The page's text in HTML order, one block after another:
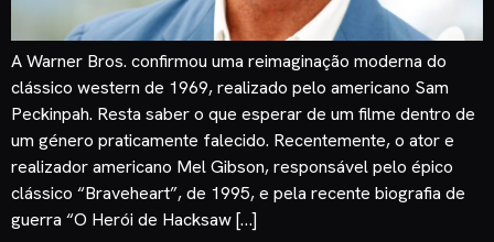
A Warner Bros. confirmou uma reimaginação moderna do
clássico western de 1969, realizado pelo americano Sam
Peckinpah. Resta saber o que esperar de um filme dentro de
um género praticamente falecido. Recentemente, o ator e
realizador americano Mel Gibson, responsável pelo épico
clássico “Braveheart”, de 1995, e pela recente biografia de
guerra “O Herói de Hacksaw […]